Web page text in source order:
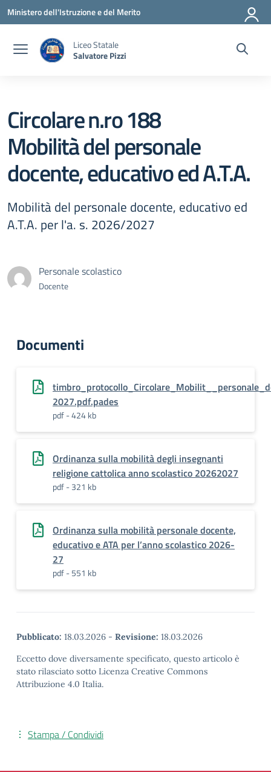
Vai ai contenuti
Vai al menu di navigazione
Vai al footer
Ministero dell'Istruzione e del Merito
Liceo Statale
Salvatore Pizzi
Circolare n.ro 188
Mobilità del personale
docente, educativo ed A.T.A.
Mobilità del personale docente, educativo ed
A.T.A. per l'a. s. 2026/2027
Personale scolastico
Docente
Documenti
2027.pdf.pades
pdf - 424 kb
Ordinanza sulla mobilità degli insegnanti
religione cattolica anno scolastico 20262027
pdf - 321 kb
Ordinanza sulla mobilità personale docente,
educativo e ATA per l’anno scolastico 2026-
27
pdf - 551 kb
Pubblicato: 18.03.2026 - Revisione: 18.03.2026
Eccetto dove diversamente specificato, questo articolo è
stato rilasciato sotto Licenza Creative Commons
Attribuzione 4.0 Italia.
Stampa / Condividi